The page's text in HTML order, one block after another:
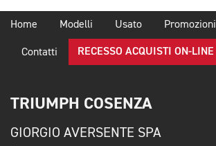
Home Modelli Usato Promozioni
Contatti RECESSO ACQUISTI ON-LINE
TRIUMPH COSENZA
GIORGIO AVERSENTE SPA